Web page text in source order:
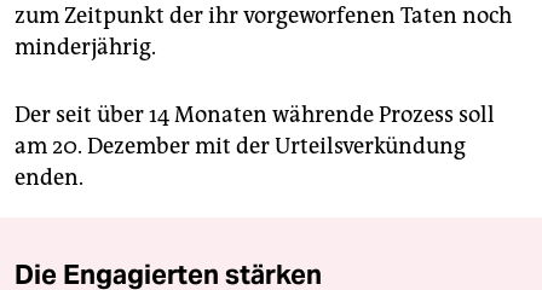
zum Zeitpunkt der ihr vorgeworfenen Taten noch
minderjährig.
Der seit über 14 Monaten währende Prozess soll
am 20. Dezember mit der Urteilsverkündung
enden.
Die Engagierten stärken